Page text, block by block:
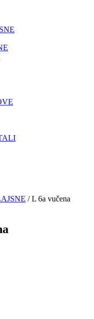
/ L 6a vučena